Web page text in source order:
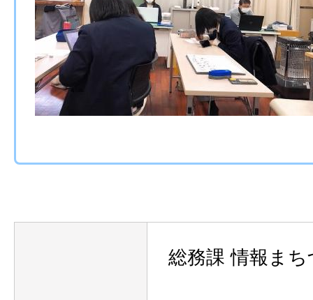
総務課 情報ま